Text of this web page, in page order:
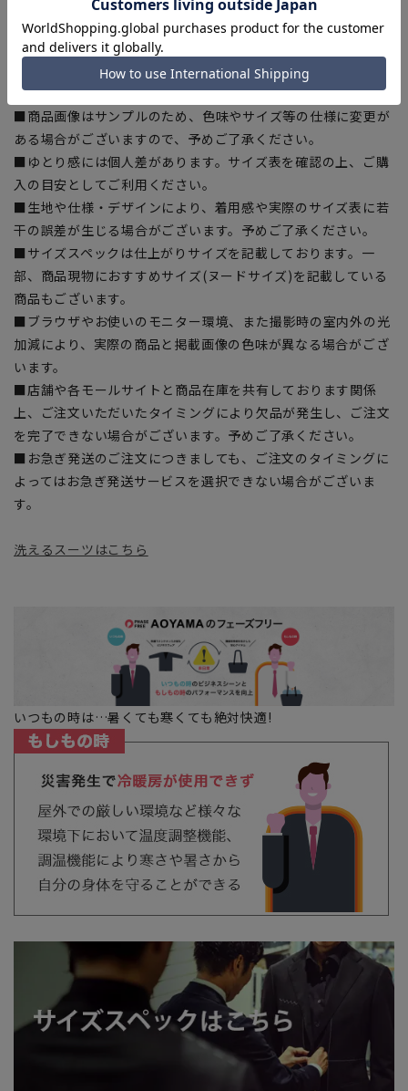
【シルエット】《細め(スリム)》 (当社比)
【商品に関するご注意】
■商品画像はサンプルのため、色味やサイズ等の仕様に変更が
ある場合がございますので、予めご了承ください。
■ゆとり感には個人差があります。サイズ表を確認の上、ご購
入の目安としてご利用ください。
■生地や仕様・デザインにより、着用感や実際のサイズ表に若
干の誤差が生じる場合がございます。予めご了承ください。
■サイズスペックは仕上がりサイズを記載しております。一
部、商品現物におすすめサイズ(ヌードサイズ)を記載している
商品もございます。
■ブラウザやお使いのモニター環境、また撮影時の室内外の光
加減により、実際の商品と掲載画像の色味が異なる場合がござ
います。
■店舗や各モールサイトと商品在庫を共有しております関係
上、ご注文いただいたタイミングにより欠品が発生し、ご注文
を完了できない場合がございます。予めご了承ください。
■お急ぎ発送のご注文につきましても、ご注文のタイミングに
よってはお急ぎ発送サービスを選択できない場合がございま
す。
洗えるスーツはこちら
いつもの時は…暑くても寒くても絶対快適!